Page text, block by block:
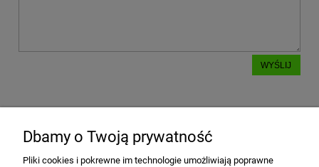
WYŚLIJ
POMOC
Dbamy o Twoją prywatność
Pliki cookies i pokrewne im technologie umożliwiają poprawne